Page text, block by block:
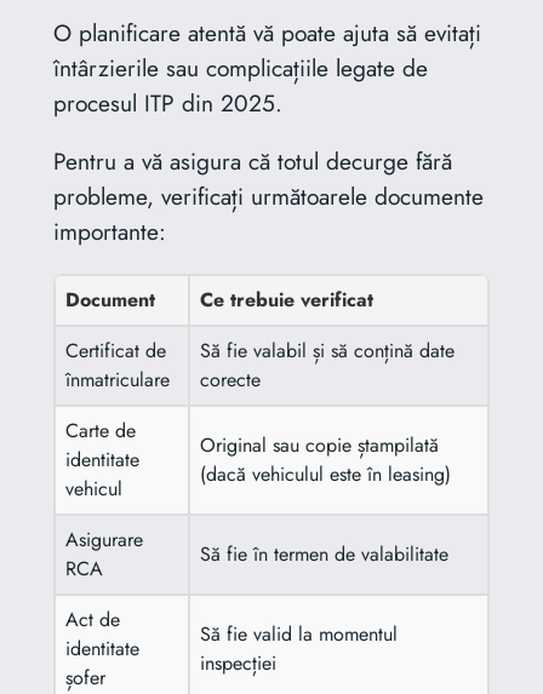
O planificare atentă vă poate ajuta să evitați
întârzierile sau complicațiile legate de
procesul ITP din 2025.
Pentru a vă asigura că totul decurge fără
probleme, verificați următoarele documente
importante:
Document
Ce trebuie verificat
Certificat de
înmatriculare
Să fie valabil și să conțină date
corecte
Carte de
identitate
vehicul
Original sau copie ștampilată
(dacă vehiculul este în leasing)
Asigurare
RCA
Să fie în termen de valabilitate
Act de
identitate
șofer
Să fie valid la momentul
inspecției